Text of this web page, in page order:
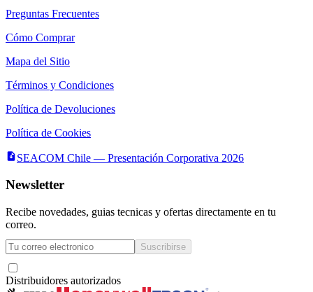
Preguntas Frecuentes
Cómo Comprar
Mapa del Sitio
Términos y Condiciones
Política de Devoluciones
Política de Cookies
SEACOM Chile — Presentación Corporativa 2026
Newsletter
Recibe novedades, guias tecnicas y ofertas directamente en tu
correo.
Suscribirse
Distribuidores autorizados